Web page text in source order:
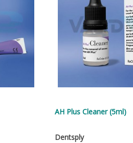
AH Plus Cleaner (5ml)
Dentsply